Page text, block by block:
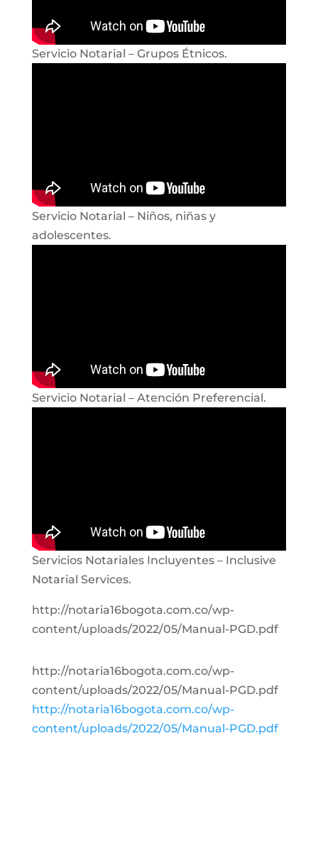
Servicio Notarial – Grupos Étnicos.
Servicio Notarial – Niños, niñas y
adolescentes.
Servicio Notarial – Atención Preferencial.
Servicios Notariales Incluyentes – Inclusive
Notarial Services.
http://notaria16bogota.com.co/wp-
content/uploads/2022/05/Manual-PGD.pdf
http://notaria16bogota.com.co/wp-
content/uploads/2022/05/Manual-PGD.pdf
http://notaria16bogota.com.co/wp-
content/uploads/2022/05/Manual-PGD.pdf